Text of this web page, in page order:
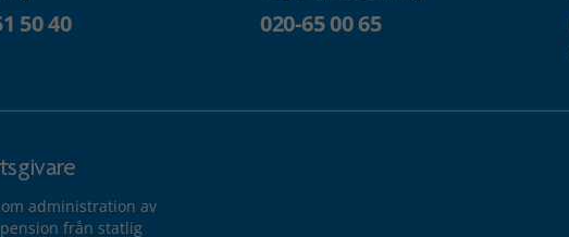
50 40 020-65 00 65
administration av
från statlig